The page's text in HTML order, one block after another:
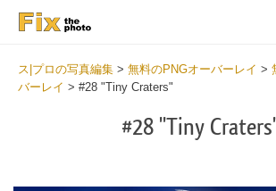
ス|プロの写真編集 > 無料のPNGオーバーレイ >
バーレイ > #28 "Tiny Craters"
#28 "Tiny